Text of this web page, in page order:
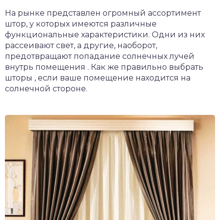
На рынке представлен огромный ассортимент
штор, у которых имеются различные
функциональные характеристики. Одни из них
рассеивают свет, а другие, наоборот,
предотвращают попадание солнечных лучей
внутрь помещения . Как же правильно выбрать
шторы , если ваше помещение находится на
солнечной стороне.